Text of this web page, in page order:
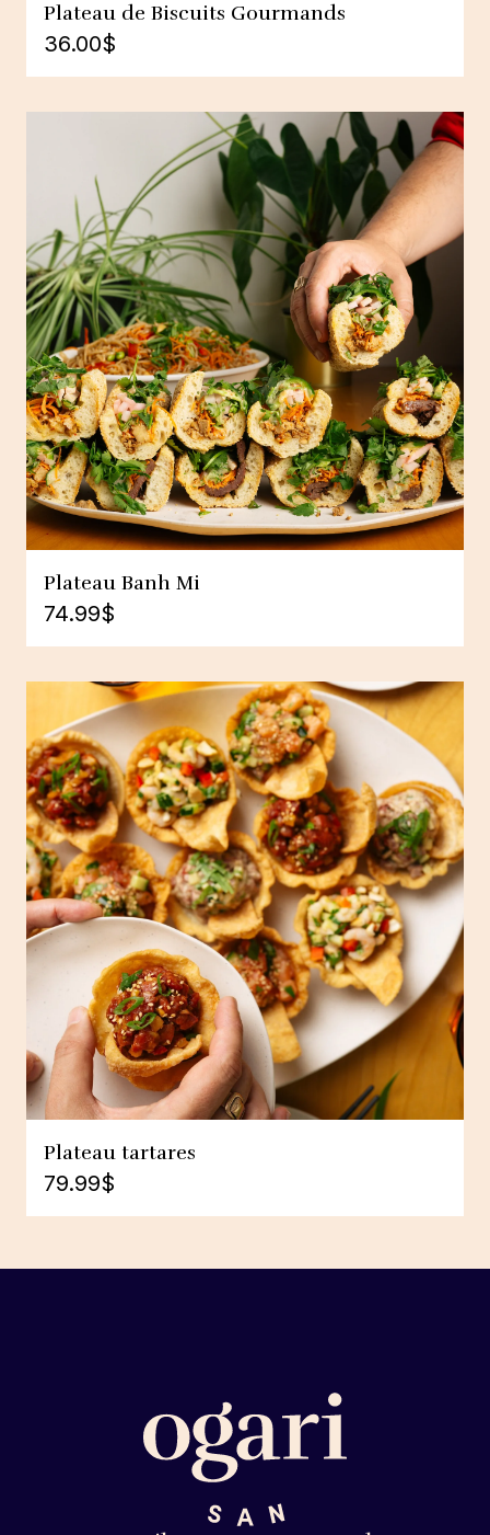
Plateau de Biscuits Gourmands
36.00$
Plateau Banh Mi
74.99$
Plateau tartares
79.99$